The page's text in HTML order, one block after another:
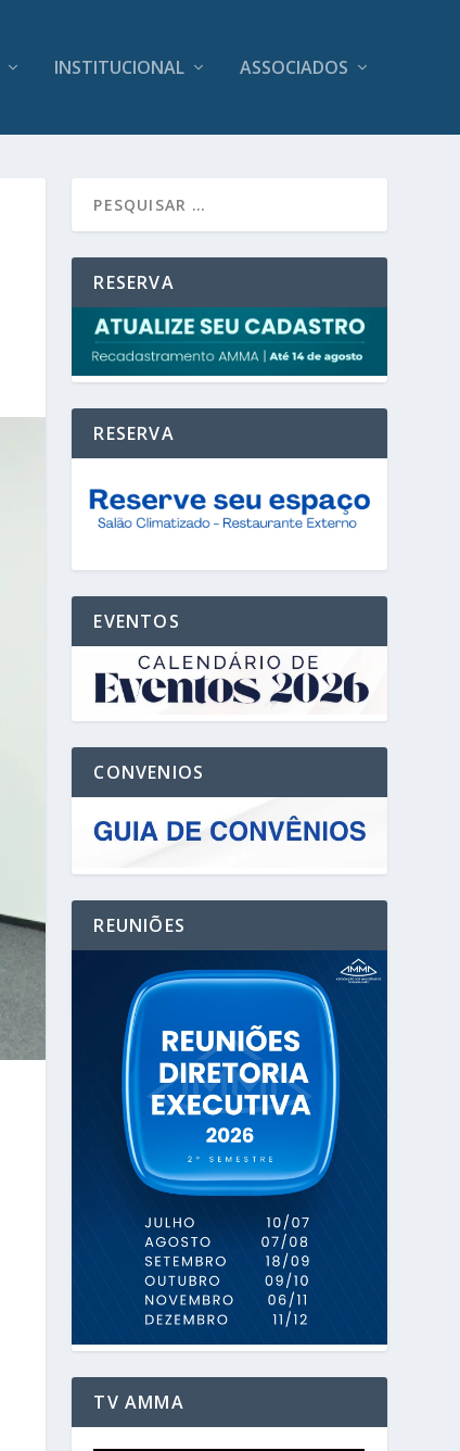
INSTITUCIONAL ASSOCIADOS
RESERVA
RESERVA
EVENTOS
CONVENIOS
REUNIÕES
TV AMMA